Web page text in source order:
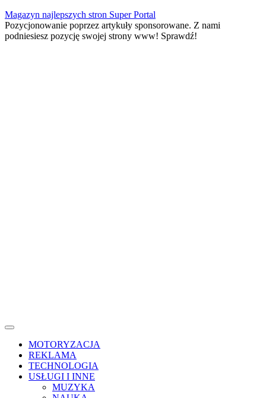
Skip
to
content
Magazyn najlepszych stron Super Portal
Pozycjonowanie poprzez artykuły sponsorowane. Z nami
podniesiesz pozycję swojej strony www! Sprawdź!
Menu
MOTORYZACJA
REKLAMA
TECHNOLOGIA
USŁUGI I INNE
MUZYKA